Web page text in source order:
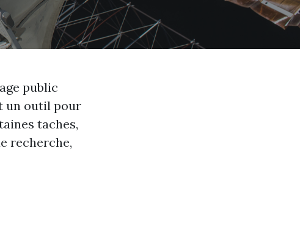
public
un outil pour
taches,
recherche,